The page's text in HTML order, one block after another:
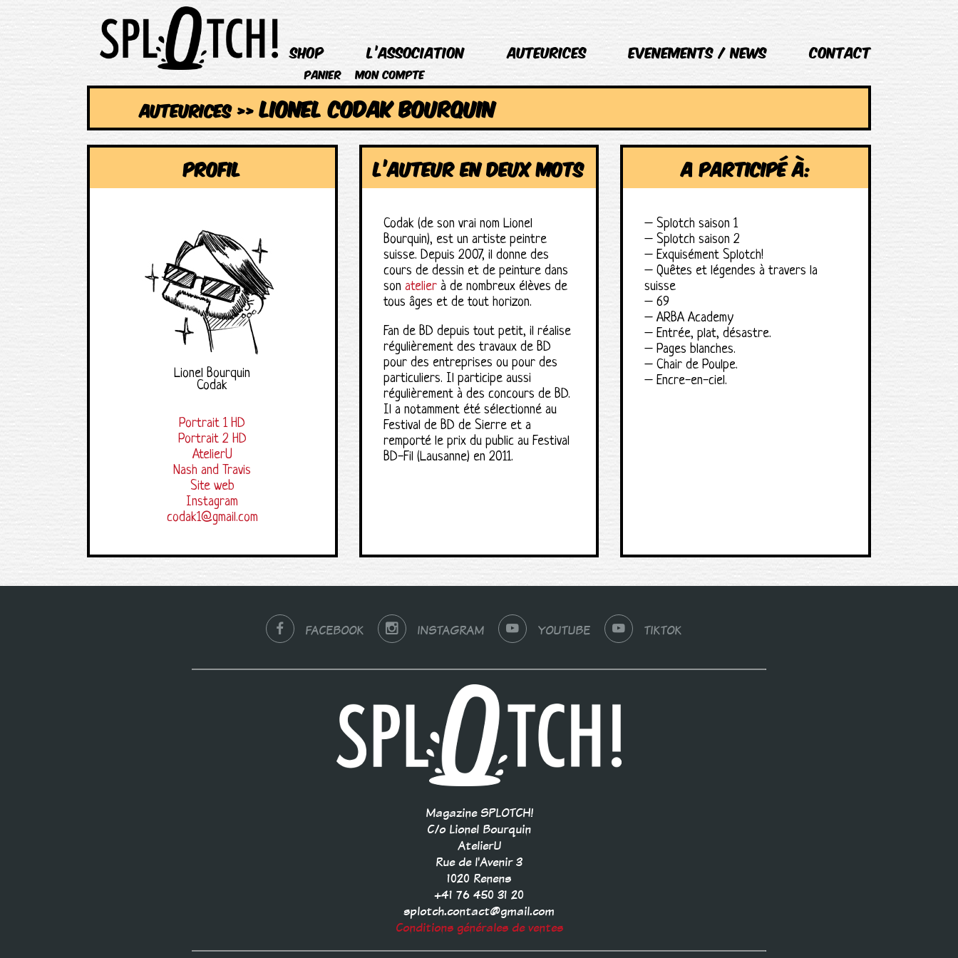
Shop L’association Auteurices EVENEMENTS / NEWS Contact
Panier Mon compte
AUTEURICES>>LIONEL CODAK BOURQUIN
Profil
Lionel Bourquin
Codak
Portrait 1 HD
Portrait 2 HD
AtelierU
Nash and Travis
Site web
Instagram
codak1@gmail.com
L’auteur en deux mots
Codak (de son vrai nom Lionel
Bourquin), est un artiste peintre
suisse. Depuis 2007, il donne des
cours de dessin et de peinture dans
son atelierà de nombreux élèves de
tous âges et de tout horizon.
Fan de BD depuis tout petit, il réalise
régulièrement des travaux de BD
pour des entreprises ou pour des
particuliers. Il participe aussi
régulièrement à des concours de BD.
Il a notamment été sélectionné au
Festival de BD de Sierre et a
remporté le prix du public au Festival
BD-Fil (Lausanne) en 2011.
A participé à:
– Splotch saison 1
– Splotch saison 2
– Exquisément Splotch!
– Quêtes et légendes à travers la
suisse
– 69
– ARBA Academy
– Entrée, plat, désastre.
– Pages blanches.
– Chair de Poulpe.
– Encre-en-ciel.
FACEBOOK INSTAGRAM YOUTUBE TIKTOK
Magazine SPLOTCH!
C/o Lionel Bourquin
AtelierU
Rue de l'Avenir 3
1020 Renens
+41 76 450 31 20
splotch.contact@gmail.com
Conditions générales de ventes